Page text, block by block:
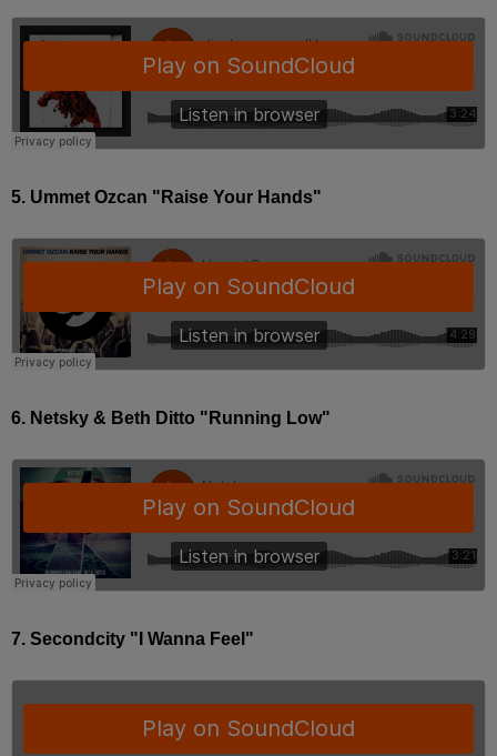
5. Ummet Ozcan "Raise Your Hands"
6. Netsky & Beth Ditto "Running Low"
7. Secondcity "I Wanna Feel"